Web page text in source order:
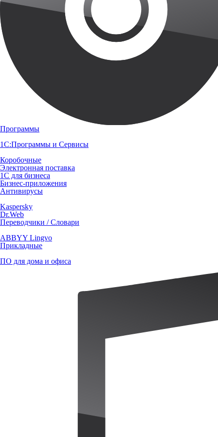
Программы
1С:Программы и Сервисы
Коробочные
Электронная поставка
1С для бизнеса
Бизнес-приложения
Антивирусы
Kaspersky
Dr.Web
Переводчики / Словари
ABBYY Lingvo
Прикладные
ПО для дома и офиса